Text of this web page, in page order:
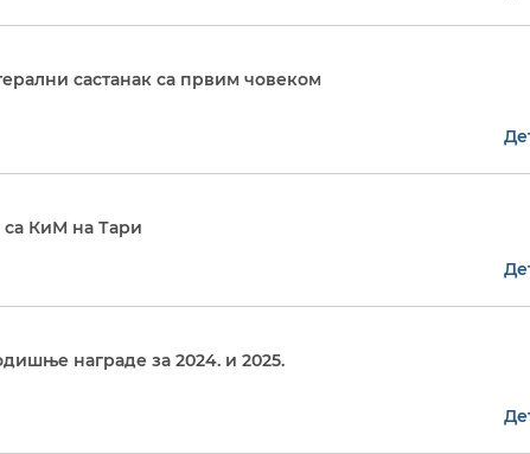
састанак са првим човеком
са КиМ на Тари
награде за 2024. и 2025.